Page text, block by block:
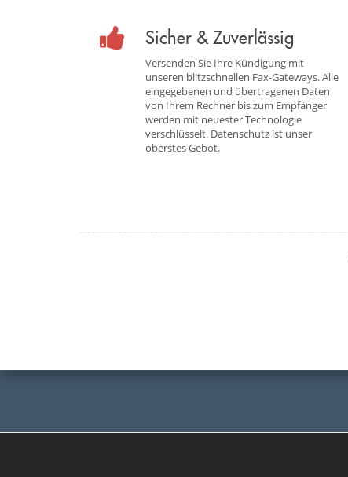
Sicher & Zuverlässig
Versenden Sie Ihre Kündigung mit
unseren blitzschnellen Fax-Gateways. Alle
eingegebenen und übertragenen Daten
von Ihrem Rechner bis zum Empfänger
werden mit neuester Technologie
verschlüsselt. Datenschutz ist unser
oberstes Gebot.